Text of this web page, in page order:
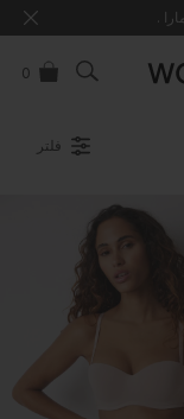
0
فلتر